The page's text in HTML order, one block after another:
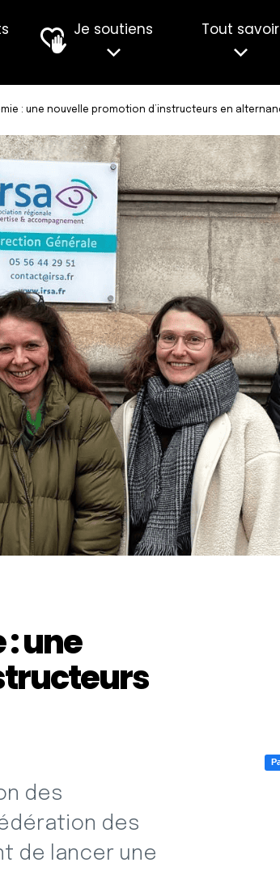
Je soutiens Tout savoir
: une nouvelle promotion d’instructeurs en
une
des
des
de lancer une